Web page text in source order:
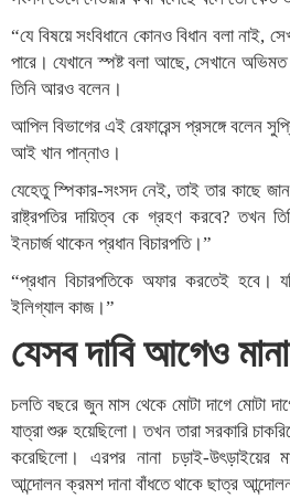
“যে বিষয়ে সংবিধানে কোনও বিধান বলা নাই,
পারে। যেখানে স্পষ্ট বলা আছে, সেখানে
তিনি আরও বলেন।
আপিল বিভাগের এই রেফারেন্স প্রসঙ্গে বলেন
আই খান পান্নাও।
যেহেতু স্পিকার-সংসদ নেই, তাই তার কাছে
রাষ্ট্রপতির দায়িত্ব কে গ্রহণ করবে? তখন
ইনচার্জ থাকেন প্রধান বিচারপতি।”
“প্রধান বিচারপতিকে অফার করতেই হবে।
ইলিগ্যাল কাজ।”
যেসব দাবি আগেও
চলতি বছরে জুন মাস থেকে মোটা দাগে মোটা
যাত্রা শুরু হয়েছিলো। তখন তারা সরকারি
করেছিলো। এরপর নানা চড়াই-উৎড়াইয়ের
আন্দোলন ক্রমশ দানা বাঁধতে থাকে ছাত্র